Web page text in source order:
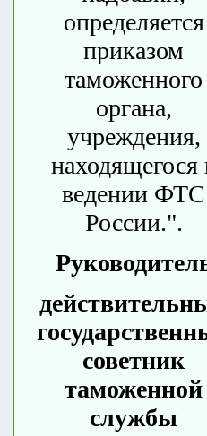
определяется
приказом
таможенного
органа,
учреждения,
находящегося
ведении ФТС
России.".
советник
таможенной
службы